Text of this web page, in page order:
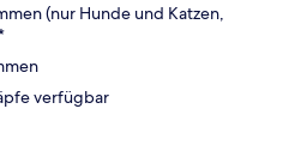
(nur Hunde und Katzen,
verfügbar